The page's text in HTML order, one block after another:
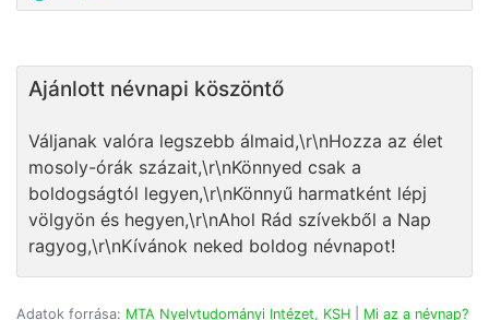
Ajánlott névnapi köszöntő
Váljanak valóra legszebb álmaid,\r\nHozza az élet
mosoly-órák százait,\r\nKönnyed csak a
boldogságtól legyen,\r\nKönnyű harmatként lépj
völgyön és hegyen,\r\nAhol Rád szívekből a Nap
ragyog,\r\nKívánok neked boldog névnapot!
Adatok forrása: MTA Nyelvtudományi Intézet, KSH Mi az a névnap?